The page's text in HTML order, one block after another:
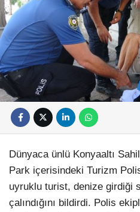
Dünyaca ünlü Konyaaltı
Park içerisindeki Turizm
uyruklu turist, denize girdiği
çalındığını bildirdi. Polis